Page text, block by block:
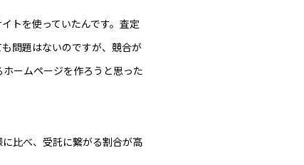
トを使っていたんです。査定
問題はないのですが、競合が
ームページを作ろうと思った
比べ、受託に繋がる割合が高